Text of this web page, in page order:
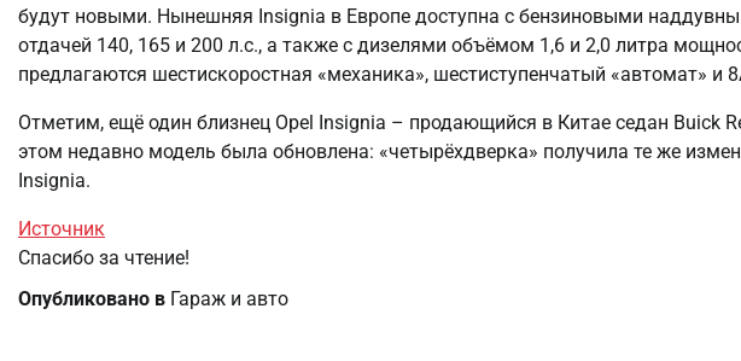
будут новыми. Нынешняя Insignia в Европе доступна с бензиновыми
отдачей 140, 165 и 200 л.с., а также с дизелями объёмом 1,6 и 2,0 литра
предлагаются шестискоростная «механика», шестиступенчатый «автомат» и
Отметим, ещё один близнец Opel Insignia – продающийся в Китае седан Buick
этом недавно модель была обновлена: «четырёхдверка» получила те же
Insignia.
Источник
Спасибо за чтение!
Опубликовано в Гараж и авто